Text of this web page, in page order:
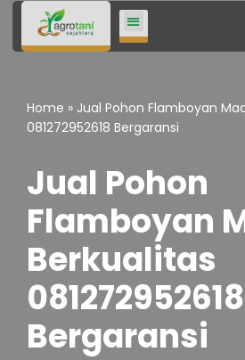
Lompat
Home » Jual Pohon Flamboyan
081272952618 Bergaransi
Jual Pohon
Flamboyan
Berkualitas
081272952618
Bergaransi